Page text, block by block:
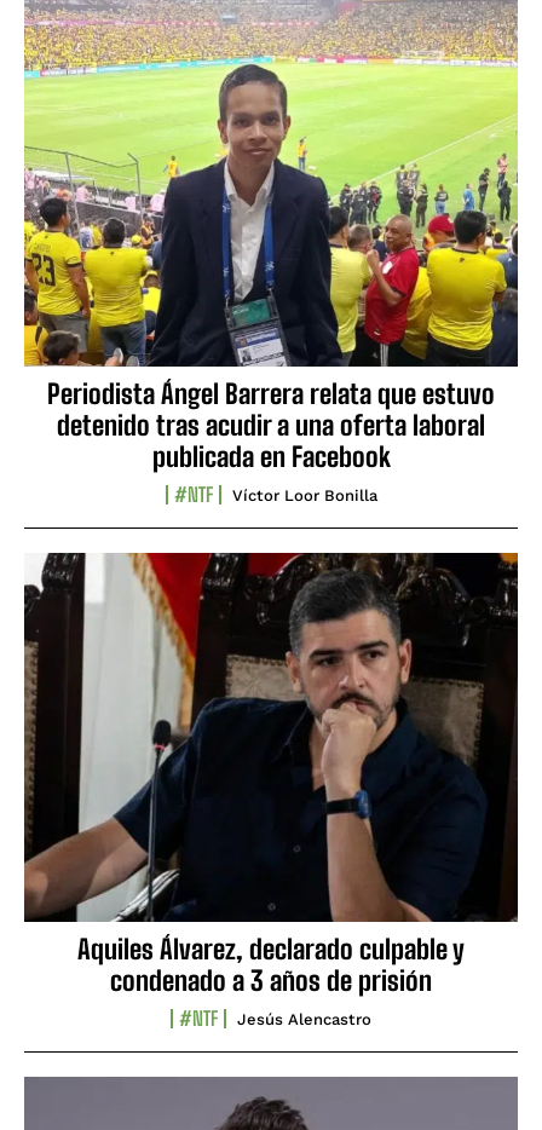
Periodista Ángel Barrera relata que estuvo
detenido tras acudir a una oferta laboral
publicada en Facebook
#NTF Víctor Loor Bonilla
Aquiles Álvarez, declarado culpable y
condenado a 3 años de prisión
#NTF Jesús Alencastro